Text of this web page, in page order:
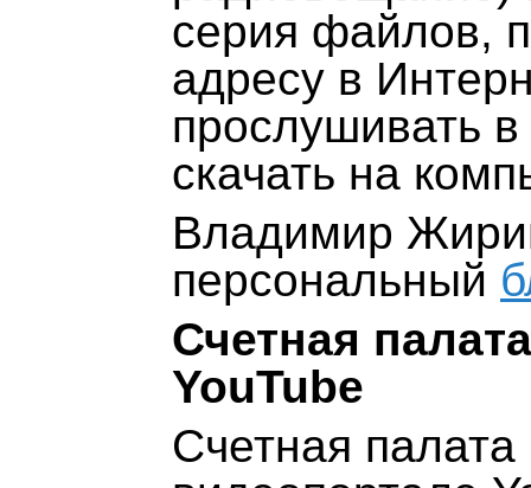
серия файлов,
адресу в
прослушивать
скачать на
Владимир
персональный
Счетная
YouTube
Счетная